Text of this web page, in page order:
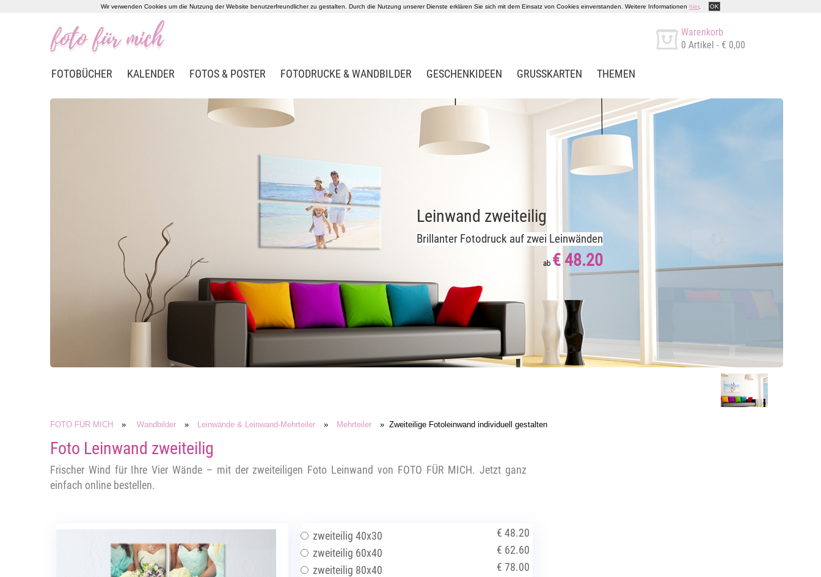
Wir verwenden Cookies um die Nutzung der Website benutzerfreundlicher zu gestalten. Durch die Nutzung unserer Dienste erklären Sie sich mit dem Einsatz von Cookies einverstanden. Weitere Informationen hier. OK
Warenkorb
0 Artikel - € 0,00
FOTOBÜCHER KALENDER FOTOS & POSTER FOTODRUCKE & WANDBILDER GESCHENKIDEEN GRUSSKARTEN THEMEN
Leinwand zweiteilig
Brillanter Fotodruck auf zwei Leinwänden
ab € 48.20
FOTO FÜR MICH » Wandbilder » Leinwände & Leinwand-Mehrteiler » Mehrteiler » Zweiteilige Fotoleinwand individuell gestalten
Foto Leinwand zweiteilig
Frischer Wind für Ihre Vier Wände – mit der zweiteiligen Foto Leinwand von FOTO FÜR MICH. Jetzt ganz
einfach online bestellen.
zweiteilig 40x30
€ 48.20
zweiteilig 60x40
€ 62.60
zweiteilig 80x40
€ 78.00